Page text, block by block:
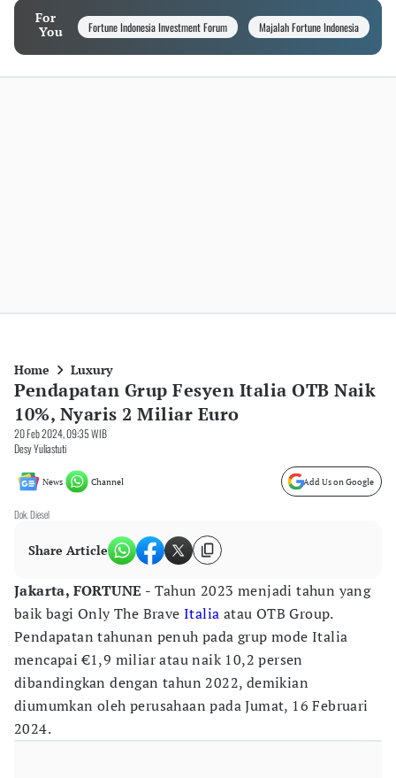
For
You
Fortune Indonesia Investment Forum Majalah Fortune Indonesia
Home Luxury
Pendapatan Grup Fesyen Italia OTB Naik
10%, Nyaris 2 Miliar Euro
20 Feb 2024, 09:35 WIB
Desy Yuliastuti
News Channel Add Us on Google
Dok. Diesel
Share Article
Jakarta, FORTUNE - Tahun 2023 menjadi tahun yang
baik bagi Only The Brave Italia atau OTB Group.
Pendapatan tahunan penuh pada grup mode Italia
mencapai €1,9 miliar atau naik 10,2 persen
dibandingkan dengan tahun 2022, demikian
diumumkan oleh perusahaan pada Jumat, 16 Februari
2024.